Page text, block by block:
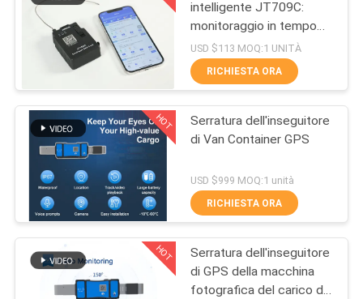
DELLA
FABBRICA
CONTROLLO
QUALITÀ
CONTATTICI
contenitore di GPS
Serratura astuta di
GPS
intelligente JT709C:
monitoraggio in tempo
reale e sblocco remoto
USD $113 MOQ:1 UNITÀ
RICHIESTA ORA
HOT
Serratura dell'inseguitore
di Van Container GPS
USD $999 MOQ:1 unità
RICHIESTA ORA
HOT
Serratura dell'inseguitore
di GPS della macchina
fotografica del carico di